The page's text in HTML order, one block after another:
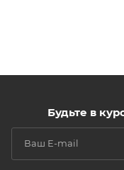
Будьте в